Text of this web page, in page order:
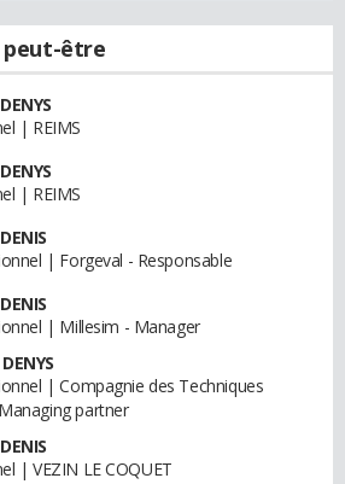
peut-être
| REIMS
| REIMS
| Forgeval - Responsable
| Millesim - Manager
| Compagnie des Techniques
partner
| VEZIN LE COQUET